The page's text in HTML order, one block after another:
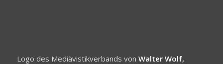
Logo des Mediävistikverbands von Walter Wolf,